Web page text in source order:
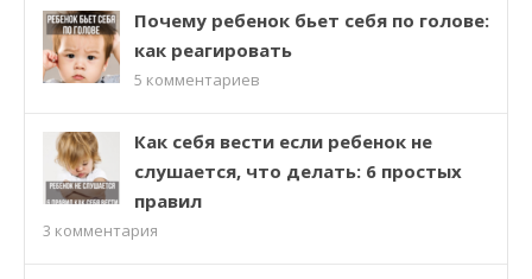
Почему ребенок бьет себя по голове:
как реагировать
5 комментариев
Как себя вести если ребенок не
слушается, что делать: 6 простых
правил
3 комментария